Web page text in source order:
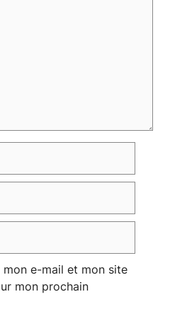
e-mail et mon site
mon prochain